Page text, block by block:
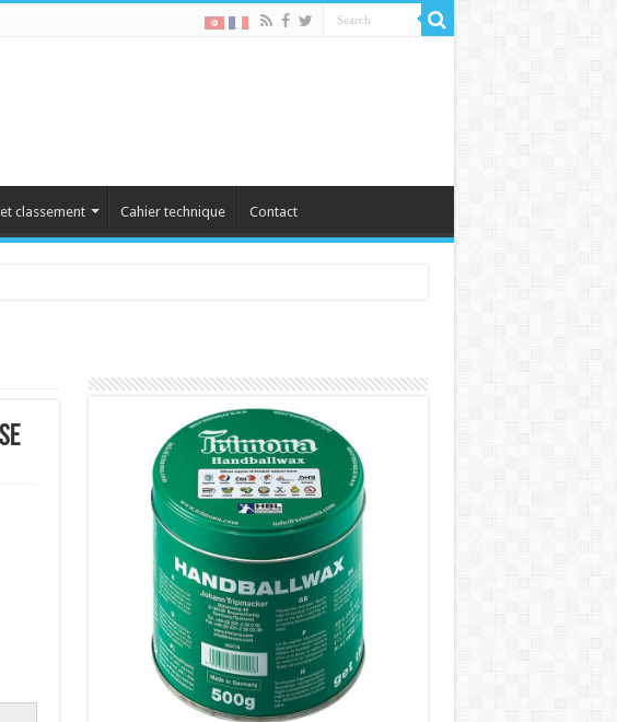
classement Cahier technique Contact